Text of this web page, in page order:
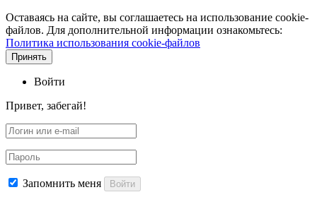
Оставаясь на сайте, вы соглашаетесь на использование cookie-
файлов. Для дополнительной информации ознакомьтесь:
Политика использования cookie-файлов
Принять
Войти
Привет, забегай!
Запомнить меня Войти